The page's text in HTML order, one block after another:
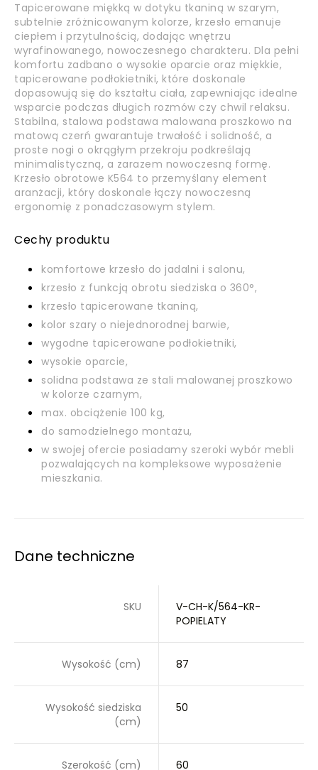
Tapicerowane miękką w dotyku tkaniną w szarym,
subtelnie zróżnicowanym kolorze, krzesło emanuje
ciepłem i przytulnością, dodając wnętrzu
wyrafinowanego, nowoczesnego charakteru. Dla pełni
komfortu zadbano o wysokie oparcie oraz miękkie,
tapicerowane podłokietniki, które doskonale
dopasowują się do kształtu ciała, zapewniając idealne
wsparcie podczas długich rozmów czy chwil relaksu.
Stabilna, stalowa podstawa malowana proszkowo na
matową czerń gwarantuje trwałość i solidność, a
proste nogi o okrągłym przekroju podkreślają
minimalistyczną, a zarazem nowoczesną formę.
Krzesło obrotowe K564 to przemyślany element
aranżacji, który doskonale łączy nowoczesną
ergonomię z ponadczasowym stylem.
Cechy produktu
komfortowe krzesło do jadalni i salonu,
krzesło z funkcją obrotu siedziska o 360°,
krzesło tapicerowane tkaniną,
kolor szary o niejednorodnej barwie,
wygodne tapicerowane podłokietniki,
wysokie oparcie,
solidna podstawa ze stali malowanej proszkowo
w kolorze czarnym,
max. obciążenie 100 kg,
do samodzielnego montażu,
w swojej ofercie posiadamy szeroki wybór mebli
pozwalających na kompleksowe wyposażenie
mieszkania.
Dane techniczne
SKU
V-CH-K/564-KR-
POPIELATY
Wysokość (cm) 87
Wysokość siedziska
(cm)
50
Szerokość (cm) 60